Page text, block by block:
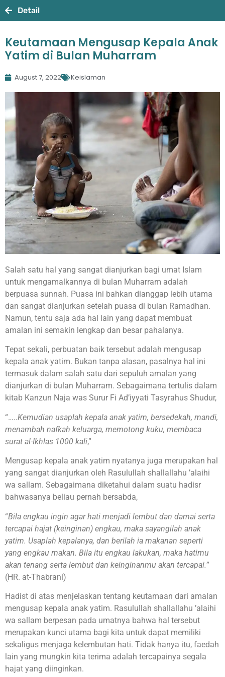
Detail
Keutamaan Mengusap Kepala Anak
Yatim di Bulan Muharram
August 7, 2022 Keislaman
Salah satu hal yang sangat dianjurkan bagi umat Islam
untuk mengamalkannya di bulan Muharram adalah
berpuasa sunnah. Puasa ini bahkan dianggap lebih utama
dan sangat dianjurkan setelah puasa di bulan Ramadhan.
Namun, tentu saja ada hal lain yang dapat membuat
amalan ini semakin lengkap dan besar pahalanya.
Tepat sekali, perbuatan baik tersebut adalah mengusap
kepala anak yatim. Bukan tanpa alasan, pasalnya hal ini
termasuk dalam salah satu dari sepuluh amalan yang
dianjurkan di bulan Muharram. Sebagaimana tertulis dalam
kitab Kanzun Naja was Surur Fi Ad’iyyati Tasyrahus Shudur,
“…..Kemudian usaplah kepala anak yatim, bersedekah, mandi,
menambah nafkah keluarga, memotong kuku, membaca
surat al-Ikhlas 1000 kali,”
Mengusap kepala anak yatim nyatanya juga merupakan hal
yang sangat dianjurkan oleh Rasulullah shallallahu ’alaihi
wa sallam. Sebagaimana diketahui dalam suatu hadisr
bahwasanya beliau pernah bersabda,
“Bila engkau ingin agar hati menjadi lembut dan damai serta
tercapai hajat (keinginan) engkau, maka sayangilah anak
yatim. Usaplah kepalanya, dan berilah ia makanan seperti
yang engkau makan. Bila itu engkau lakukan, maka hatimu
akan tenang serta lembut dan keinginanmu akan tercapai.”
(HR. at-Thabrani)
Hadist di atas menjelaskan tentang keutamaan dari amalan
mengusap kepala anak yatim. Rasulullah shallallahu ’alaihi
wa sallam berpesan pada umatnya bahwa hal tersebut
merupakan kunci utama bagi kita untuk dapat memiliki
sekaligus menjaga kelembutan hati. Tidak hanya itu, faedah
lain yang mungkin kita terima adalah tercapainya segala
hajat yang diinginkan.